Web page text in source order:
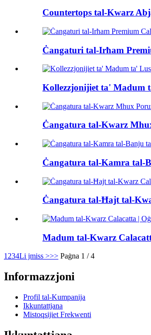
Countertops tal-Kwarz
Ċangaturi tal-Irħam
Kollezzjonijiet ta' Madum
Ċangatura tal-Kwarz
Ċangatura tal-Kamra tal-
Ċangatura tal-Ħajt tal-
Madum tal-Kwarz
1234Li jmiss >>> Paġna 1 / 4
Informazzjoni
Profil tal-Kumpanija
Ikkuntattjana
Mistoqsijiet Frekwenti